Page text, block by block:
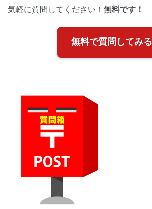
気軽に質問してください！無料です！
無料で質問してみる